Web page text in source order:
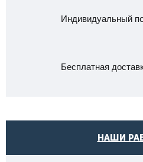
Индивидуальный
Бесплатная
НАШИ